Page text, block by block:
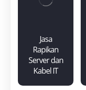
Jasa
Rapikan
Server dan
Kabel IT